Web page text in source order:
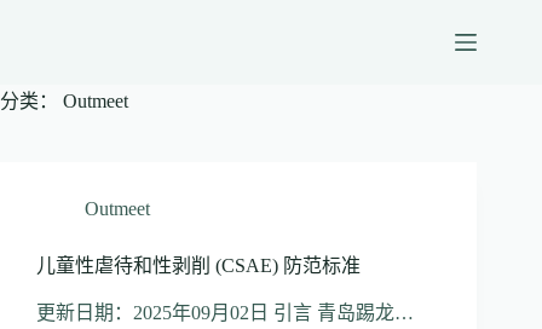
容
分类： Outmeet
Outmeet
儿童性虐待和性剥削 (CSAE) 防范标准
更新日期：2025年09月02日 引言 青岛踢龙…